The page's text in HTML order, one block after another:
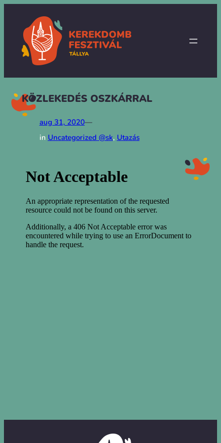
KÖZLEKEDÉS OSZKÁRRAL
aug 31, 2020—
in Uncategorized @sk, Utazás